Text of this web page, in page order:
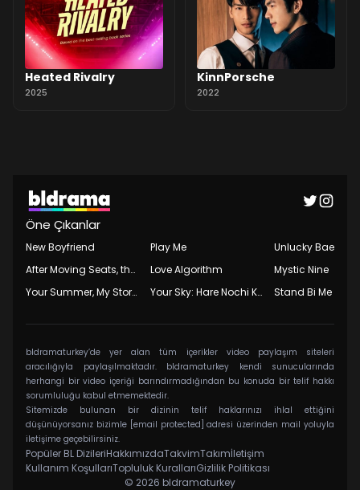
Heated Rivalry
2025
KinnPorsche
2022
Öne Çıkanlar
New Boyfriend
After Moving Seats, the Boy Behind Me Has a Crush on Me
Your Summer, My Storm
Play Me
Love Algorithm
Your Sky: Hare Nochi Koi
Unlucky Bae
Mystic Nine
Stand Bi Me
bldramaturkey’de yer alan tüm içerikler video paylaşım siteleri
aracılığıyla paylaşılmaktadır. bldramaturkey kendi sunucularında
herhangi bir video içeriği barındırmadığından bu konuda bir telif hakkı
sorumluluğu kabul etmemektedir.
Sitemizde bulunan bir dizinin telif haklarınızı ihlal ettiğini
düşünüyorsanız bizimle [email protected] adresi üzerinden mail yoluyla
iletişime geçebilirsiniz.
Popüler BL DizileriHakkımızdaTakvimTakımİletişim
Kullanım KoşullarıTopluluk KurallarıGizlilik Politikası
© 2026 bldramaturkey